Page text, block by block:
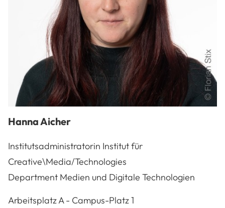
HannaAicher
Institutsadministratorin Institut für
Creative\Media/Technologies
Department Medien und Digitale Technologien
ArbeitsplatzA - Campus-Platz 1